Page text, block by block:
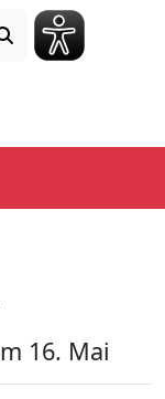
16. Mai